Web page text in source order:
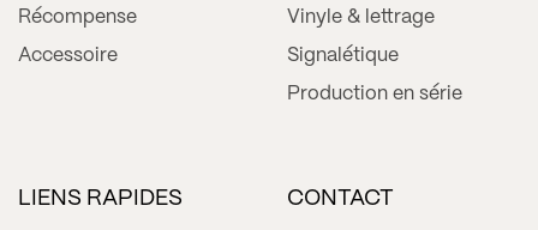
Récompense
Accessoire
Vinyle & lettrage
Signalétique
Production en série
LIENS RAPIDES CONTACT